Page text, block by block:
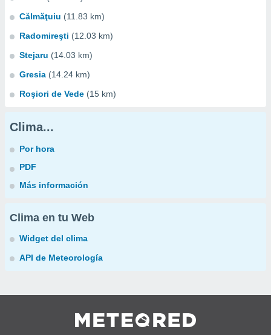
Călmăţuiu (11.83 km)
Radomireşti (12.03 km)
Stejaru (14.03 km)
Gresia (14.24 km)
Roşiori de Vede (15 km)
Clima...
Por hora
PDF
Más información
Clima en tu Web
Widget del clima
API de Meteorología